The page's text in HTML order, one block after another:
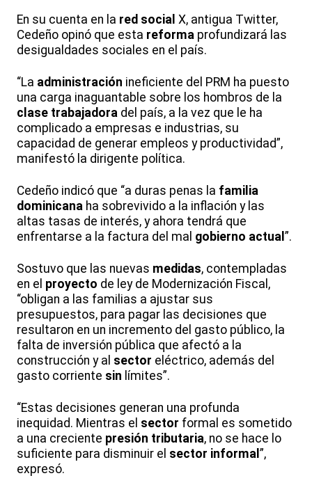
En su cuenta en la red social X, antigua Twitter,
Cedeño opinó que esta reforma profundizará las
desigualdades sociales en el país.
“La administración ineficiente del PRM ha puesto
una carga inaguantable sobre los hombros de la
clase trabajadora del país, a la vez que le ha
complicado a empresas e industrias, su
capacidad de generar empleos y productividad”,
manifestó la dirigente política.
Cedeño indicó que “a duras penas la familia
dominicana ha sobrevivido a la inflación y las
altas tasas de interés, y ahora tendrá que
enfrentarse a la factura del mal gobierno actual ”.
Sostuvo que las nuevas medidas, contempladas
en el proyecto de ley de Modernización Fiscal,
“obligan a las familias a ajustar sus
presupuestos, para pagar las decisiones que
resultaron en un incremento del gasto público, la
falta de inversión pública que afectó a la
construcción y al sector eléctrico, además del
gasto corriente sin límites”.
“Estas decisiones generan una profunda
inequidad. Mientras el sector formal es sometido
a una creciente presión tributaria, no se hace lo
suficiente para disminuir el sector informal ”,
expresó.